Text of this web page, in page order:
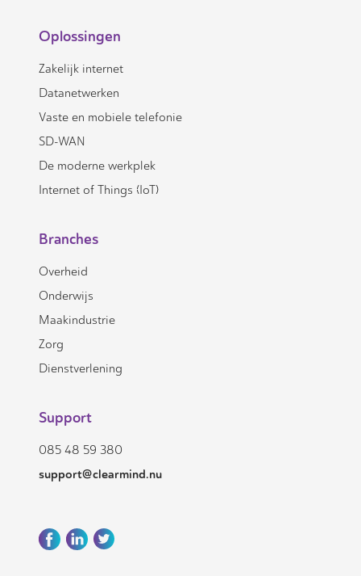
Oplossingen
Zakelijk internet
Datanetwerken
Vaste en mobiele telefonie
SD-WAN
De moderne werkplek
Internet of Things (IoT)
Branches
Overheid
Onderwijs
Maakindustrie
Zorg
Dienstverlening
Support
085 48 59 380
support@clearmind.nu